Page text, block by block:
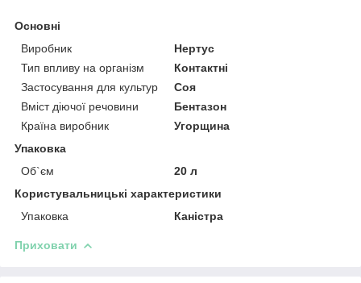
Основні
Виробник
Нертус
Тип впливу на організм
Контактні
Застосування для культур
Соя
Вміст діючої речовини
Бентазон
Країна виробник
Угорщина
Упаковка
Об`єм
20 л
Користувальницькі характеристики
Упаковка
Каністра
Приховати